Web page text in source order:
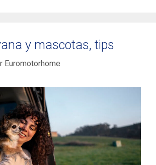
y mascotas, tips
Euromotorhome